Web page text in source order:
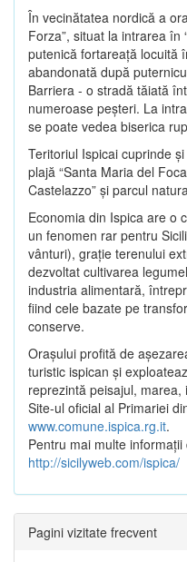
În vecinătatea nordică a
Forza”, situat la intrarea în
putenică fortareaţă locuită
abandonată după
Barriera - o stradă tăiată
numeroase peşteri. La
se poate vedea biserica
Teritoriul Ispicai cuprinde
plajă “Santa Maria del
Castelazzo” şi parcul
Economia din Ispica are o
un fenomen rar pentru
vânturi), graţie terenului
dezvoltat cultivarea
industria alimentară,
fiind cele bazate pe
conserve.
Oraşului profită de
turistic ispican şi
reprezintă peisajul, marea,
Site-ul oficial al Primariei
www.comune.ispica.rg.it.
Pentru mai multe
http://sicilyweb.com/ispica/
Pagini vizitate frecvent